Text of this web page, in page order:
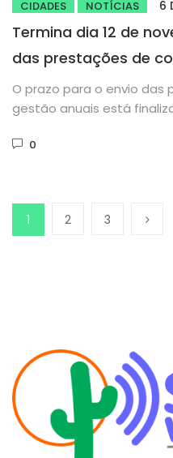
CIDADES NOTÍCIAS 6
Termina dia 12 de
das prestações de
O prazo para o envio
gestão anuais está
0
1 2 3